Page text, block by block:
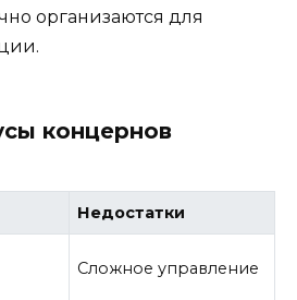
организаются для
концернов
Недостатки
Сложное управление